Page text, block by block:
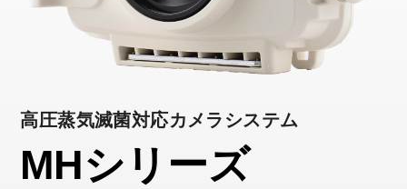
高圧蒸気滅菌対応カメラシステム
MHシリーズ